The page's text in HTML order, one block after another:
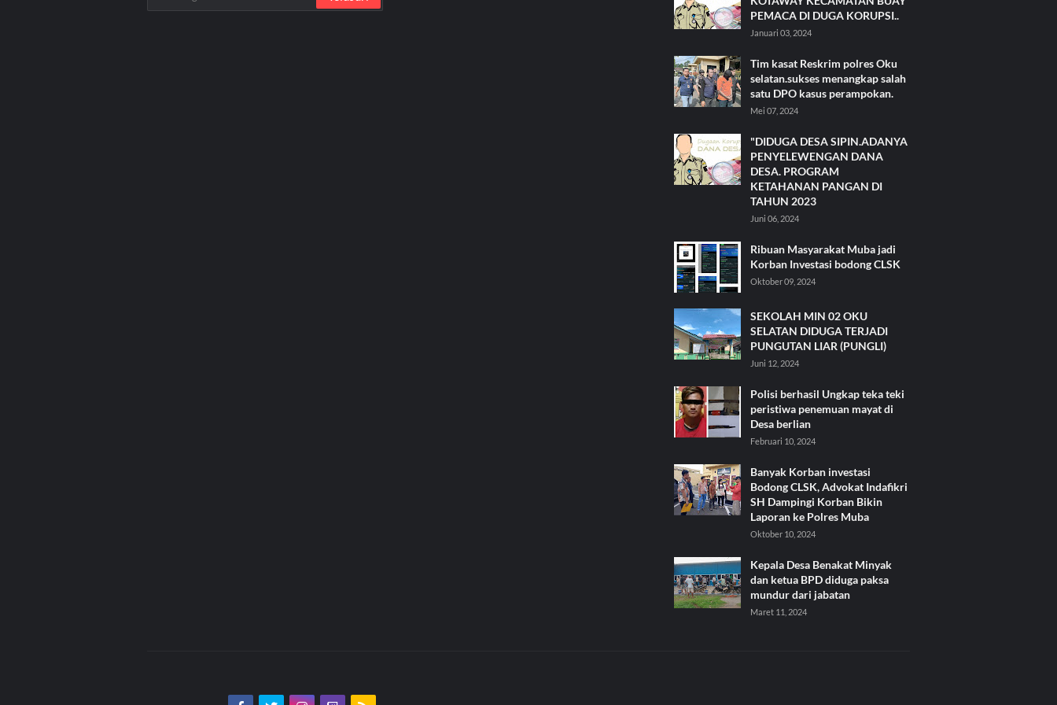
PEMACA DI DUGA KORUPSI..
Januari 03, 2024
Tim kasat Reskrim polres Oku
selatan.sukses menangkap salah
satu DPO kasus perampokan.
Mei 07, 2024
"DIDUGA DESA SIPIN.ADANYA
PENYELEWENGAN DANA
DESA. PROGRAM
KETAHANAN PANGAN DI
TAHUN 2023
Juni 06, 2024
Ribuan Masyarakat Muba jadi
Korban Investasi bodong CLSK
Oktober 09, 2024
SEKOLAH MIN 02 OKU
SELATAN DIDUGA TERJADI
PUNGUTAN LIAR (PUNGLI)
Juni 12, 2024
Polisi berhasil Ungkap teka teki
peristiwa penemuan mayat di
Desa berlian
Februari 10, 2024
Banyak Korban investasi
Bodong CLSK, Advokat Indafikri
SH Dampingi Korban Bikin
Laporan ke Polres Muba
Oktober 10, 2024
Kepala Desa Benakat Minyak
dan ketua BPD diduga paksa
mundur dari jabatan
Maret 11, 2024